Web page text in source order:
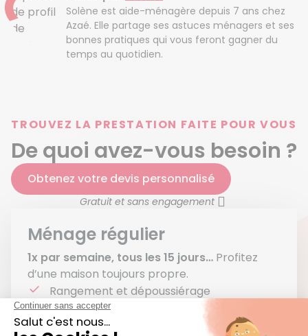
Solène est aide-ménagère depuis 7 ans chez
Azaé. Elle partage ses astuces ménagers et ses
bonnes pratiques qui vous feront gagner du
temps au quotidien.
TROUVEZ LA PRESTATION FAITE POUR VOUS
De quoi avez-vous besoin ?
Obtenez votre devis personnalisé
Gratuit et sans engagement
Ménage régulier
1x par semaine, tous les 15 jours… Profitez
d’une maison toujours propre.
Rangement et dépoussiérage
Nettoyage des vitres et des sols